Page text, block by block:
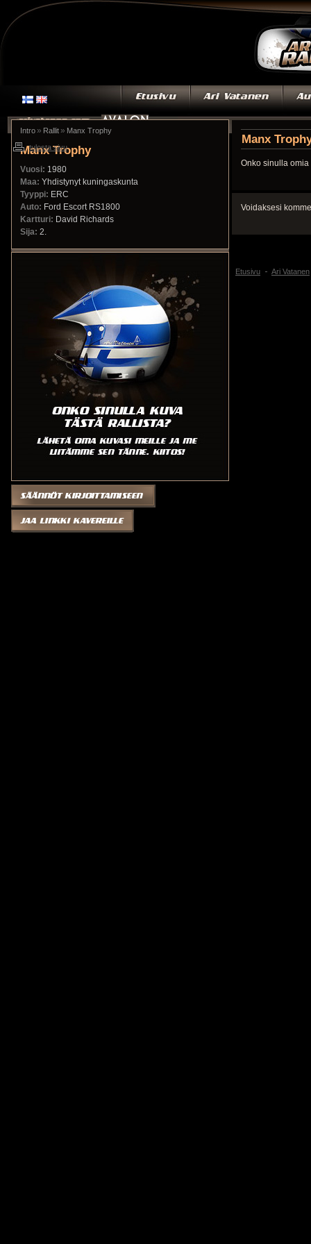
Intro » Rallit » Manx Trophy
Manx Trophy
Vuosi: 1980
Maa: Yhdistynyt kuningaskunta
Tyyppi: ERC
Auto: Ford Escort RS1800
Kartturi: David Richards
Sija: 2.
Manx
Onko sinulla
Voidaksesi
tulosta sivu
Etusivu Ari Vatanen